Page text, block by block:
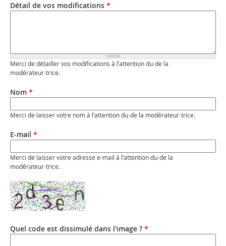
Détail de vos modifications *
Merci de détailler vos modifications à l’attention du·de la
modérateur·trice.
Nom *
Merci de laisser votre nom à l’attention du·de la modérateur·trice.
E-mail *
Merci de laisser votre adresse e-mail à l’attention du·de la
modérateur·trice.
Quel code est dissimulé dans l'image ? *